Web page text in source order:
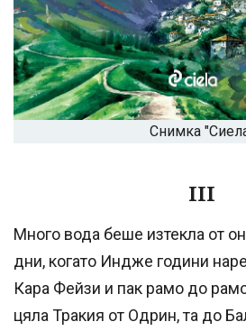
Снимка
III
Много вода беше изтекла от
дни, когато Индже години
Кара Фейзи и пак рамо до
цяла Тракия от Одрин, та до